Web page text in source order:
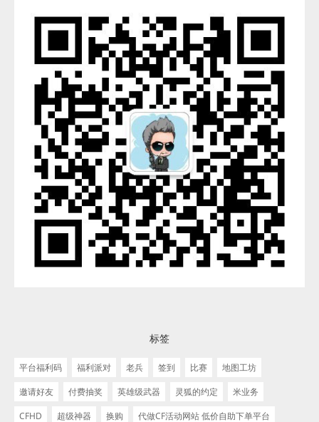
标签
平台福利码 福利派对 老兵 签到 比赛
地图工坊
邀请好友
付费抽奖 英雄级武器 灵狐的约定
米业务
CFHD
超级神器 换购 代做CF活动网站 低价自助下单平台